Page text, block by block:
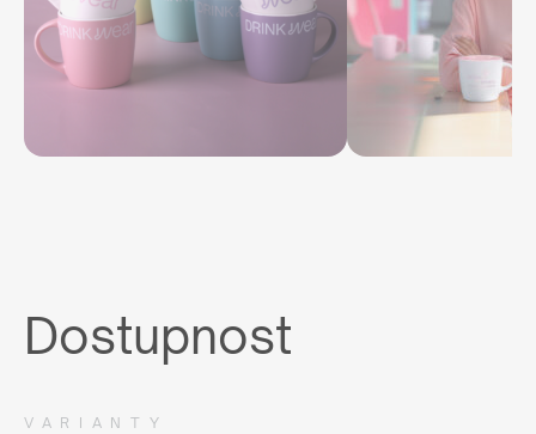
Dostupnost
VARIANTY